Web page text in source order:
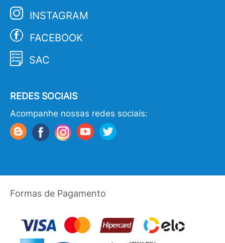
INSTAGRAM
FACEBOOK
SAC
REDES SOCIAIS
Acompanhe nossas redes sociais:
Formas de Pagamento